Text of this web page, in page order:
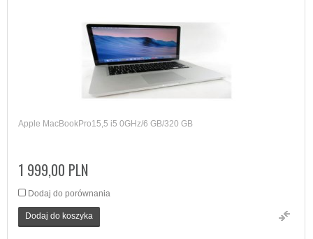
Apple MacBookPro15,5 i5 0GHz/6 GB/320 GB
1 999,00 PLN
Dodaj do porównania
Dodaj do koszyka